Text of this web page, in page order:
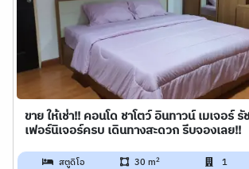
ขาย ให้เช่า!! คอนโด ชาโตว์ อินทาวน์ เมเจอร์
เฟอร์นิเจอร์ครบ เดินทางสะดวก รีบจองเลย!!
สตูดิโอ 30 m2 1